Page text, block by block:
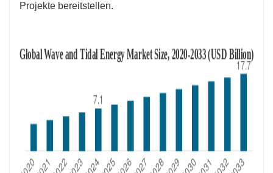
Projekte bereitstellen.